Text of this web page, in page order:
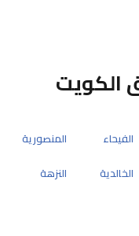
الكويت
الفيحاء
الخالدية
المنصورية
النزهة